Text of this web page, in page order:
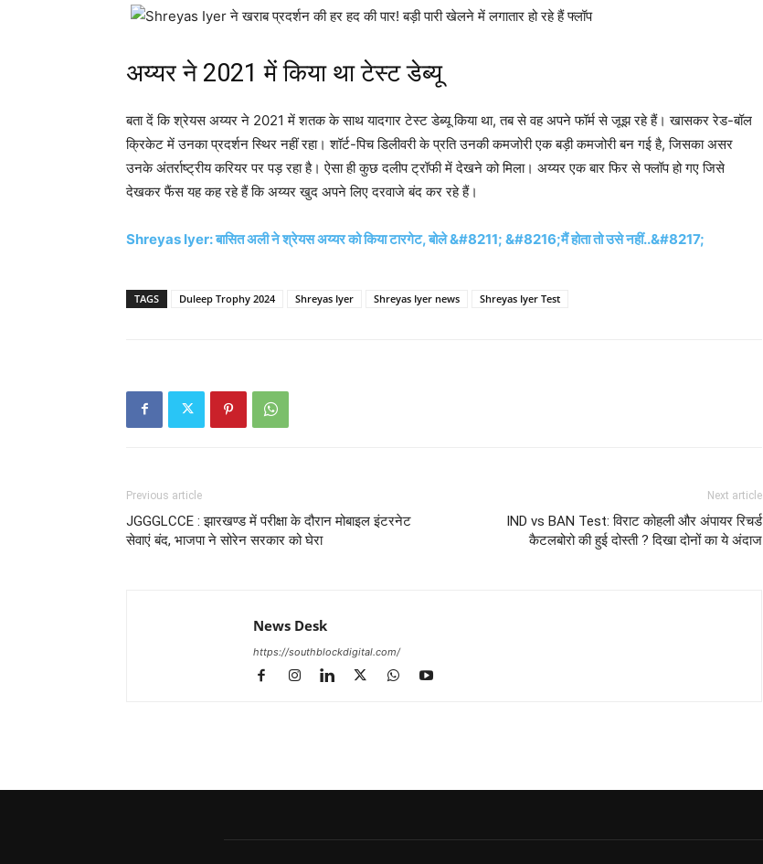
अय्यर ने 2021 में किया था टेस्ट डेब्यू
बता दें कि श्रेयस अय्यरने 2021 में शतक के साथ यादगार टेस्ट डेब्यू किया था, तब से वह अपने फॉर्म से जूझ रहे हैं। खासकर रेड-बॉल
क्रिकेट में उनका प्रदर्शन स्थिर नहीं रहा। शॉर्ट-पिच डिलीवरी के प्रति उनकी कमजोरी एक बड़ी कमजोरी बन गई है, जिसका असर
उनके अंतर्राष्ट्रीय करियर पर पड़ रहा है। ऐसा ही कुछ दलीप ट्रॉफी में देखने को मिला। अय्यर एक बार फिर से फ्लॉप हो गए जिसे
देखकर फैंस यह कह रहे हैं कि अय्यर खुद अपने लिए दरवाजे बंद कर रहे हैं।
Shreyas Iyer: बासित अली ने श्रेयस अय्यर को किया टारगेट, बोले &#8211; &#8216;मैं होता तो उसे नहीं..&#8217;
TAGS Duleep Trophy 2024 Shreyas Iyer Shreyas Iyer news Shreyas Iyer Test
Previous article
JGGGLCCE : झारखण्ड में परीक्षा के दौरान मोबाइल इंटरनेट
सेवाएं बंद, भाजपा ने सोरेन सरकार को घेरा
Next article
IND vs BAN Test: विराट कोहली और अंपायर रिचर्ड
कैटलबोरो की हुई दोस्ती ? दिखा दोनों का ये अंदाज
News Desk
https://southblockdigital.com/